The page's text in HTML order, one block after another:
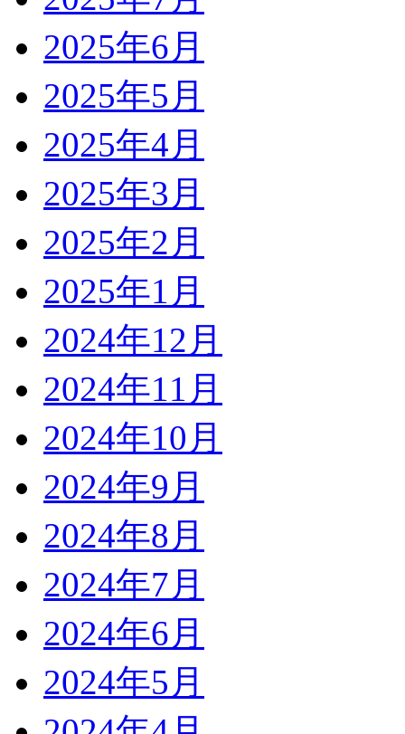
2025年6月
2025年5月
2025年4月
2025年3月
2025年2月
2025年1月
2024年12月
2024年11月
2024年10月
2024年9月
2024年8月
2024年7月
2024年6月
2024年5月